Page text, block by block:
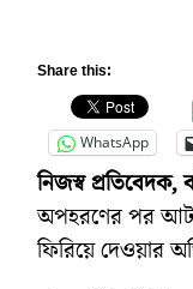
Share this:
WhatsApp
নিজস্ব প্রতিবেদক,
অপহরণের পর আট
ফিরিয়ে দেওয়ার